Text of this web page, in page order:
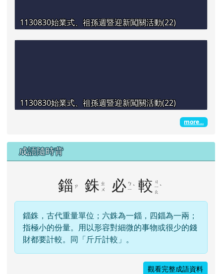
1130830始業式、祖孫週暨迎新闖關活動(22)
1130830始業式、祖孫週暨迎新闖關活動(22)
more...
成語隨時背
錙 ㄗ 銖 ㄓ
ㄨ
必 ㄅ
ㄧ ˋ 較 ㄐ
ㄧ
ㄠ
ˋ
錙銖，古代重量單位；六銖為一錙，四錙為一兩；
指極小的份量。用以形容對細微的事物或很少的錢
財都要計較。同「斤斤計較」。
觀看完整成語資料